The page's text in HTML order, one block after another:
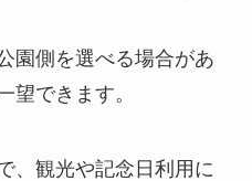
園側を選べる場合があ
望できます。
、観光や記念日利用に